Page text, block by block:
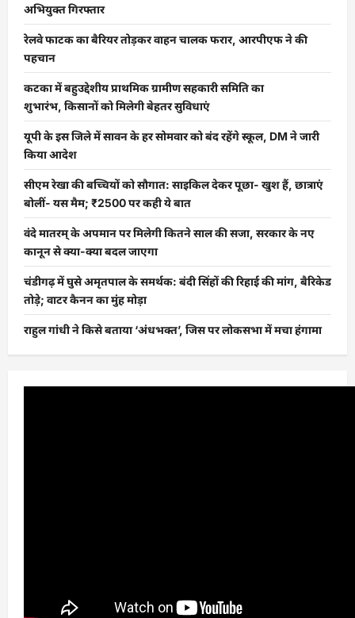
अभियुक्त गिरफ्तार
रेलवे फाटक का बैरियर तोड़कर वाहन चालक फरार, आरपीएफ ने की
पहचान
कटका में बहुउद्देशीय प्राथमिक ग्रामीण सहकारी समिति का
शुभारंभ, किसानों को मिलेगी बेहतर सुविधाएं
यूपी के इस जिले में सावन के हर सोमवार को बंद रहेंगे स्कूल, DM ने जारी
किया आदेश
सीएम रेखा की बच्चियों को सौगात: साइकिल देकर पूछा- खुश हैं, छात्राएं
बोलीं- यस मैम; ₹2500 पर कही ये बात
वंदे मातरम् के अपमान पर मिलेगी कितने साल की सजा, सरकार के नए
कानून से क्या-क्या बदल जाएगा
चंडीगढ़ में घुसे अमृतपाल के समर्थक: बंदी सिंहों की रिहाई की मांग, बैरिकेड
तोड़े; वाटर कैनन का मुंह मोड़ा
राहुल गांधी ने किसे बताया ‘अंधभक्त’, जिस पर लोकसभा में मचा हंगामा